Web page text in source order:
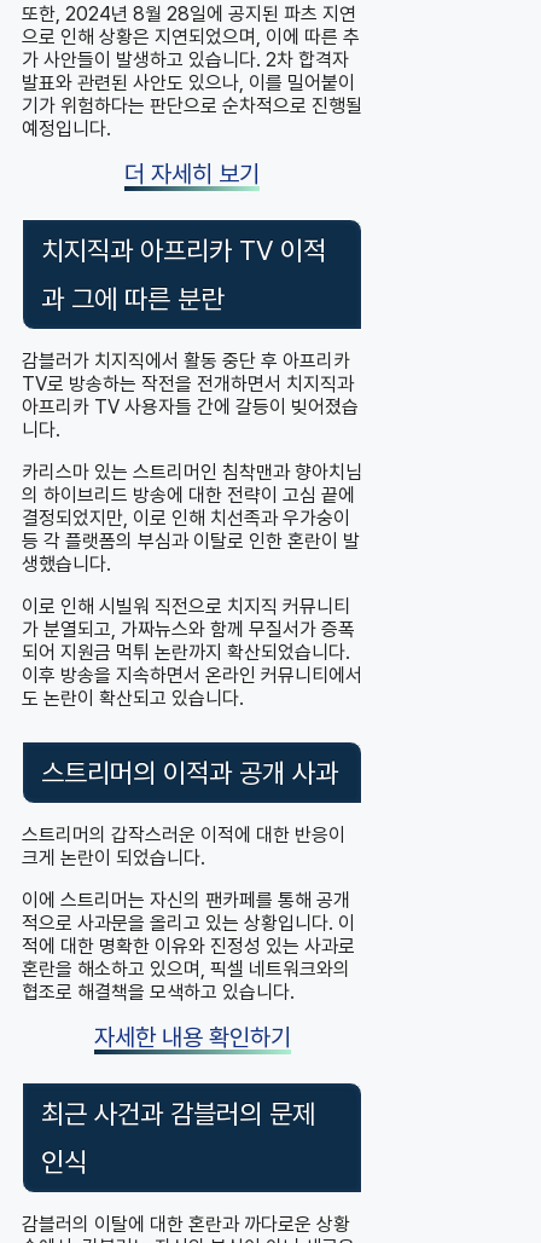
또한, 2024년 8월 28일에 공지된 파츠 지연
으로 인해 상황은 지연되었으며, 이에 따른 추
가 사안들이 발생하고 있습니다. 2차 합격자
발표와 관련된 사안도 있으나, 이를 밀어붙이
기가 위험하다는 판단으로 순차적으로 진행될
예정입니다.
더 자세히 보기
치지직과 아프리카 TV 이적
과 그에 따른 분란
감블러가 치지직에서 활동 중단 후 아프리카
TV로 방송하는 작전을 전개하면서 치지직과
아프리카 TV 사용자들 간에 갈등이 빚어졌습
니다.
카리스마 있는 스트리머인 침착맨과 향아치님
의 하이브리드 방송에 대한 전략이 고심 끝에
결정되었지만, 이로 인해 치선족과 우가숭이
등 각 플랫폼의 부심과 이탈로 인한 혼란이 발
생했습니다.
이로 인해 시빌워 직전으로 치지직 커뮤니티
가 분열되고, 가짜뉴스와 함께 무질서가 증폭
되어 지원금 먹튀 논란까지 확산되었습니다.
이후 방송을 지속하면서 온라인 커뮤니티에서
도 논란이 확산되고 있습니다.
스트리머의 이적과 공개 사과
스트리머의 갑작스러운 이적에 대한 반응이
크게 논란이 되었습니다.
이에 스트리머는 자신의 팬카페를 통해 공개
적으로 사과문을 올리고 있는 상황입니다. 이
적에 대한 명확한 이유와 진정성 있는 사과로
혼란을 해소하고 있으며, 픽셀 네트워크와의
협조로 해결책을 모색하고 있습니다.
자세한 내용 확인하기
최근 사건과 감블러의 문제
인식
감블러의 이탈에 대한 혼란과 까다로운 상황